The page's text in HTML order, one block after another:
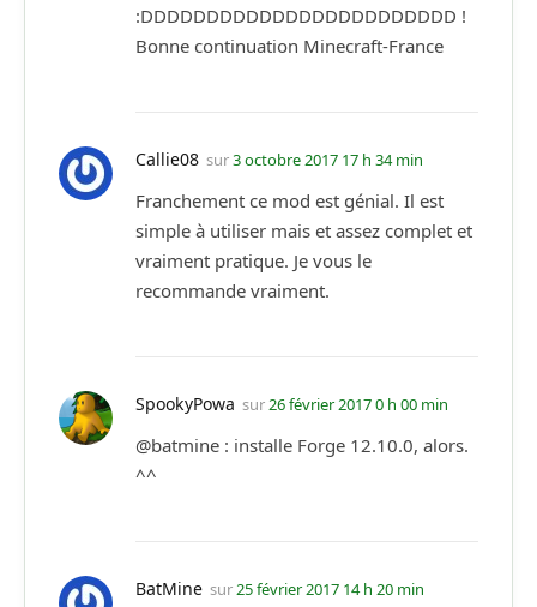
:DDDDDDDDDDDDDDDDDDDDDDDD !
Bonne continuation Minecraft-France
Callie08 sur3 octobre 2017 17 h 34 min
Franchement ce mod est génial. Il est
simple à utiliser mais et assez complet et
vraiment pratique. Je vous le
recommande vraiment.
SpookyPowa sur26 février 2017 0 h 00 min
@batmine : installe Forge 12.10.0, alors.
^^
BatMine sur25 février 2017 14 h 20 min